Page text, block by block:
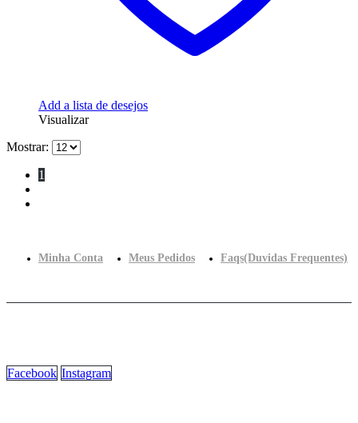
Add a lista de desejos
Visualizar
Mostrar:
1
Minha Conta Meus Pedidos Faqs(Duvidas Frequentes)
Facebook Instagram